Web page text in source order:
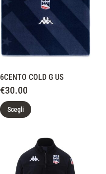
6CENTO COLD G US
€30.00
Scegli